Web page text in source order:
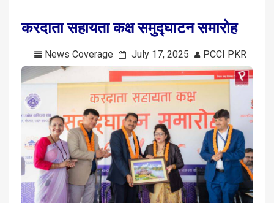
करदाता सहायता कक्ष समुद्घाटन समारोह
News Coverage July 17, 2025 PCCI PKR